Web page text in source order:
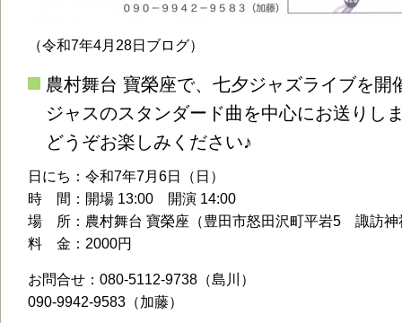
（令和7年4月28日ブログ）
農村舞台 寶榮座で、七夕ジャズライブを開
ジャスのスタンダード曲を中心にお送りし
どうぞお楽しみください♪
日にち：令和7年7月6日（日）
時 間：開場 13:00 開演 14:00
場 所：農村舞台 寶榮座（豊田市怒田沢町平岩5 諏訪神
料 金：2000円
お問合せ：080-5112-9738（島川）
090-9942-9583（加藤）